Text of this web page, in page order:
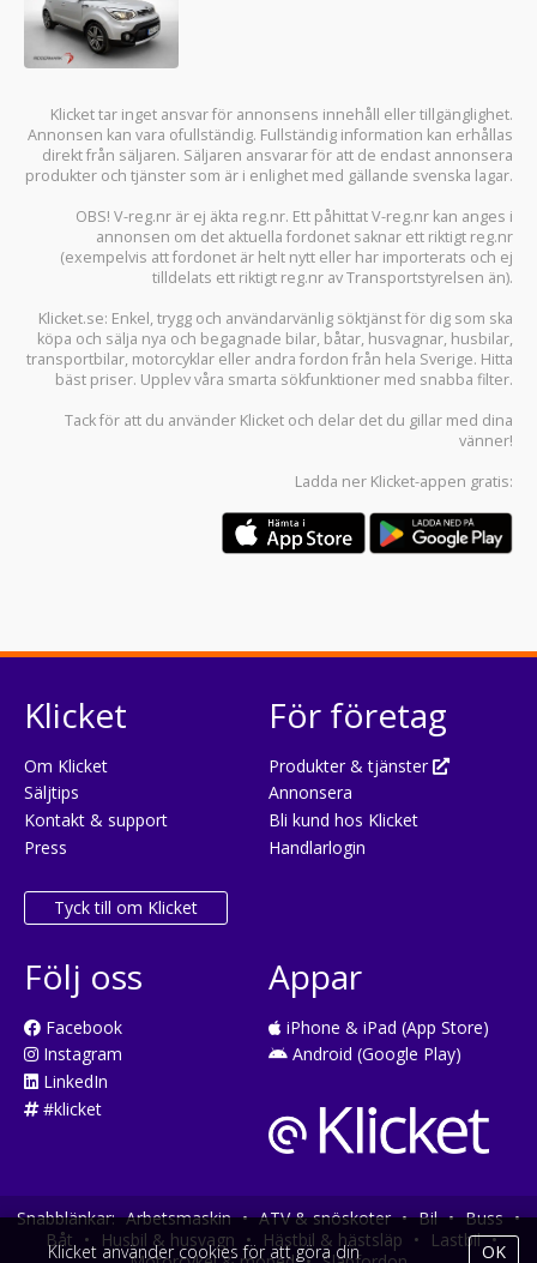
Klicket tar inget ansvar för annonsens innehåll eller tillgänglighet.
Annonsen kan vara ofullständig. Fullständig information kan erhållas
direkt från säljaren. Säljaren ansvarar för att de endast annonsera
produkter och tjänster som är i enlighet med gällande svenska lagar.
OBS! V-reg.nr är ej äkta reg.nr. Ett påhittat V-reg.nr kan anges i
annonsen om det aktuella fordonet saknar ett riktigt reg.nr
(exempelvis att fordonet är helt nytt eller har importerats och ej
tilldelats ett riktigt reg.nr av Transportstyrelsen än).
Klicket.se: Enkel, trygg och användarvänlig söktjänst för dig som ska
köpa och sälja nya och begagnade bilar, båtar, husvagnar, husbilar,
transportbilar, motorcyklar eller andra fordon från hela Sverige. Hitta
bäst priser. Upplev våra smarta sökfunktioner med snabba filter.
Tack för att du använder Klicket och delar det du gillar med dina
vänner!
Ladda ner Klicket-appen gratis:
Klicket
Om Klicket
Säljtips
Kontakt & support
Press
Tyck till om Klicket
För företag
Produkter & tjänster
Annonsera
Bli kund hos Klicket
Handlarlogin
Följ oss
Facebook
Instagram
LinkedIn
#klicket
Appar
iPhone & iPad (App Store)
Android (Google Play)
Snabblänkar: Arbetsmaskin • ATV & snöskoter • Bil • Buss •
Båt • Husbil & husvagn • Hästbil & hästsläp • Lastbil •
Klicket använder cookies för att göra din
OK